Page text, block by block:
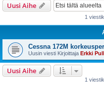
Uusi Aihe
1
Cessna 172M
Uusin viesti Kirjoittaja Erkki
Uusi Aihe
1